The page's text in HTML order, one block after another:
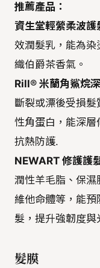
推薦產品：
資生堂輕縈柔波護
效潤髮乳，能為
織伯爵茶香氣。
Rill® 米蘭角鯊烷
斷裂或漂後受損
性角蛋白，能深
抗熱防護.
NEWART 修護護
潤性羊毛脂、保
維他命體等，能
髮，提升強韌度與
髮膜